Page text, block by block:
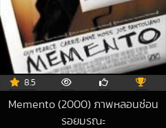
8.5
Memento (2000) ภาพหลอนซ่อน
รอยมรณะ